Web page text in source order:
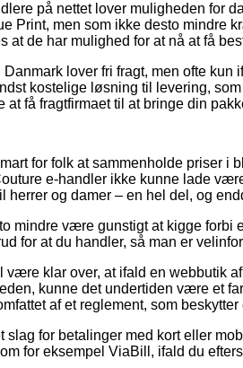
på nettet lover muligheden for
Print, men som ikke desto mindre
at de har mulighed for at nå at få
lover fri fragt, men ofte
kostelige løsning til levering,
at få fragtfirmaet til at bringe din
for folk at sammenholde priser
e-handler ikke kunne lade
herrer og damer – en hel del, og
mindre være gunstigt at kigge forbi
for at du handler, så man er
være klar over, at ifald en webbutik
kunne det undertiden være et
af et reglement, som
slag for betalinger med kort eller
for eksempel ViaBill, ifald du